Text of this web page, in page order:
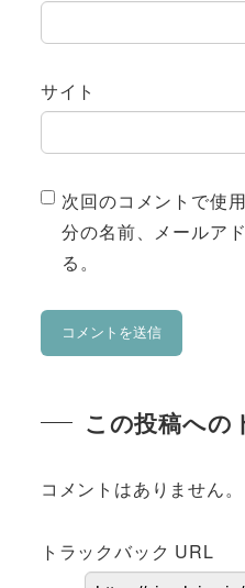
サイト
次回のコメントで使
分の名前、メールア
る。
この投稿への
コメントはありません。
トラックバック URL